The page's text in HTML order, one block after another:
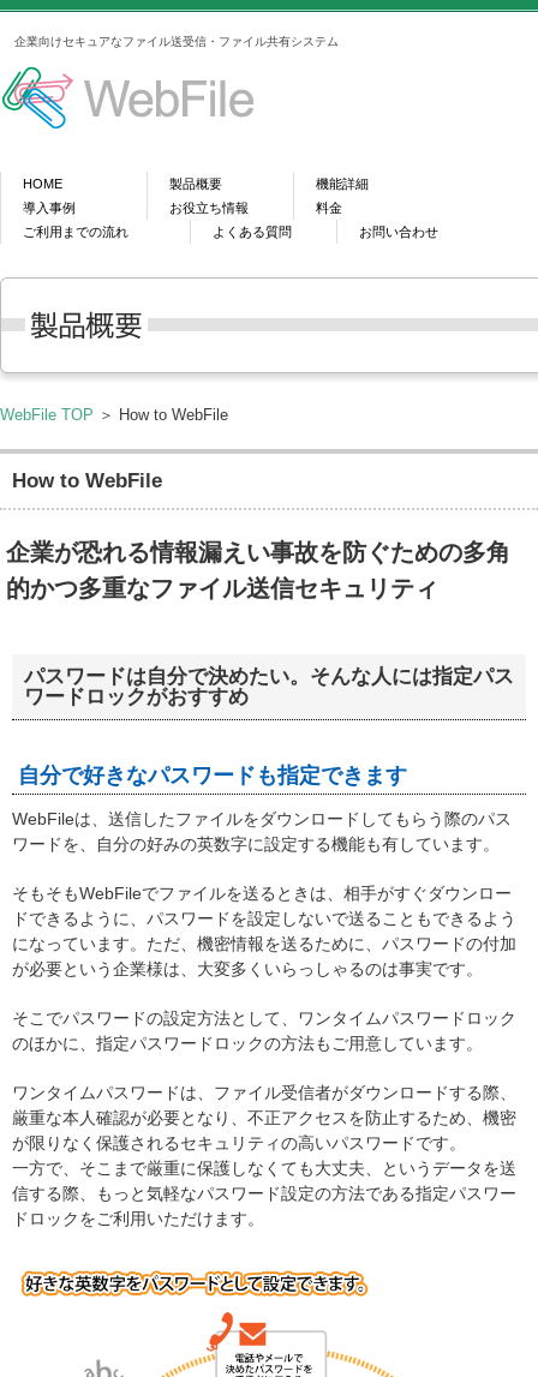
企業向けセキュアなファイル送受信・ファイル共有システム
HOME 製品概要
機能詳細
導入事例
お役立ち情報
料金
ご利用までの流れ
よくある質問 お問い合わせ
WebFile TOP ＞ How to WebFile
How to WebFile
企業が恐れる情報漏えい事故を防ぐための多角
的かつ多重なファイル送信セキュリティ
パスワードは自分で決めたい。そんな人には指定パス
ワードロックがおすすめ
自分で好きなパスワードも指定できます
WebFileは、送信したファイルをダウンロードしてもらう際のパス
ワードを、自分の好みの英数字に設定する機能も有しています。
そもそもWebFileでファイルを送るときは、相手がすぐダウンロー
ドできるように、パスワードを設定しないで送ることもできるよう
になっています。ただ、機密情報を送るために、パスワードの付加
が必要という企業様は、大変多くいらっしゃるのは事実です。
そこでパスワードの設定方法として、ワンタイムパスワードロック
のほかに、指定パスワードロックの方法もご用意しています。
ワンタイムパスワードは、ファイル受信者がダウンロードする際、
厳重な本人確認が必要となり、不正アクセスを防止するため、機密
が限りなく保護されるセキュリティの高いパスワードです。
一方で、そこまで厳重に保護しなくても大丈夫、というデータを送
信する際、もっと気軽なパスワード設定の方法である指定パスワー
ドロックをご利用いただけます。